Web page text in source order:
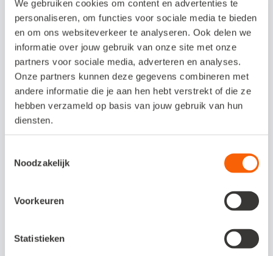
We gebruiken cookies om content en advertenties te
personaliseren, om functies voor sociale media te bieden
en om ons websiteverkeer te analyseren. Ook delen we
informatie over jouw gebruik van onze site met onze
partners voor sociale media, adverteren en analyses.
Onze partners kunnen deze gegevens combineren met
andere informatie die je aan hen hebt verstrekt of die ze
hebben verzameld op basis van jouw gebruik van hun
diensten.
Noodzakelijk
Voorkeuren
Statistieken
Bespaar tijd en geld met efficiënt
boekhouden. Gegevens hoeven niet meer
handmatig overgenomen te worden en
orders kunnen razendsnel uitgewisseld
worden tussen je webshop en Snelstart.
De klant ervaart een betere service, de
afwikkeling van bestellingen gaat sneller en
daarbij worden er minder fouten gemaakt.
Veilig data uitwisselen tussen je webshop en
Altijd inzicht in financiële gegevens. Boek de